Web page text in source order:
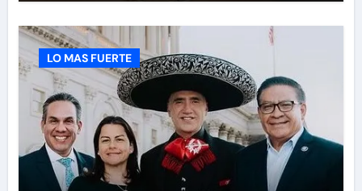
LO MAS FUERTE